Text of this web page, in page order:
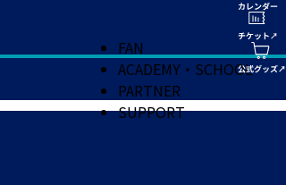
FAN
ACADEMY・SCHOOL
PARTNER
SUPPORT